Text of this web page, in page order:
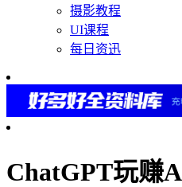
摄影教程
UI课程
每日资迅
ChatGPT玩赚